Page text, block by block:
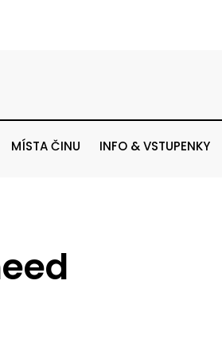
MÍSTA ČINU INFO & VSTUPENKY